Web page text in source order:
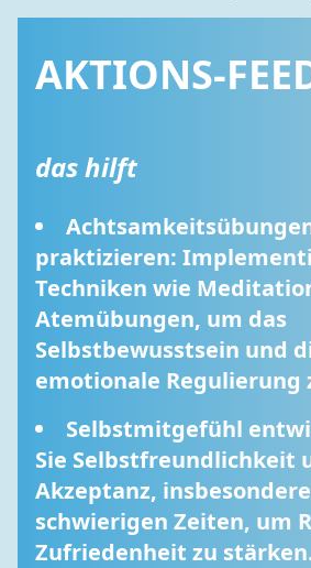
AKTIONS-
das hilft
praktizieren:
Techniken wie
Atemübungen, um das
Selbstbewusstsein und
emotionale Regulierung
Selbstmitgefühl
Sie Selbstfreundlichkeit
Akzeptanz,
schwierigen Zeiten, um
Zufriedenheit zu